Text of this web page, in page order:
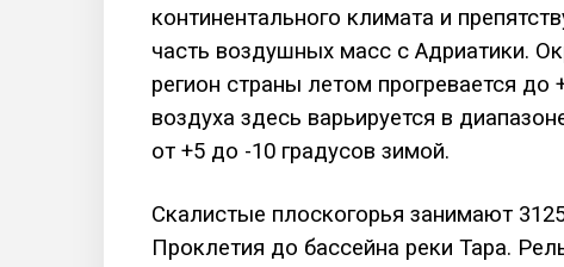
континентального климата и
часть воздушных масс с Адриатики.
регион страны летом прогревается до
воздуха здесь варьируется в
от +5 до -10 градусов зимой.
Скалистые плоскогорья занимают
Проклетия до бассейна реки Тара.